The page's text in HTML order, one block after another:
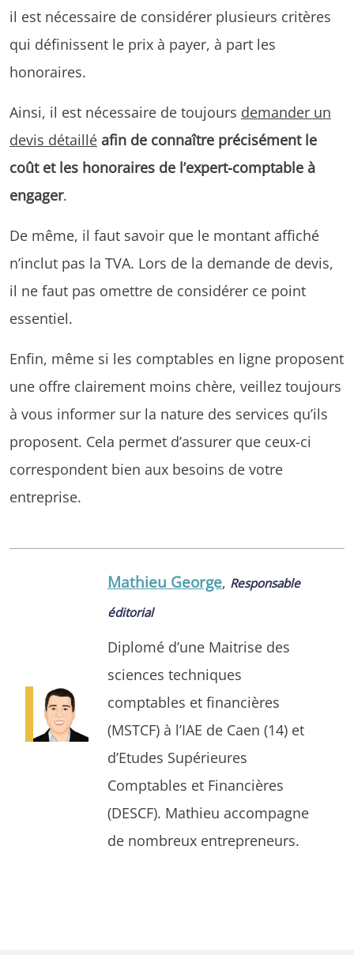
il est nécessaire de considérer plusieurs critères
qui définissent le prix à payer, à part les
honoraires.
Ainsi, il est nécessaire de toujours demander un
devis détaillé afin de connaître précisément le
coût et les honoraires de l’expert-comptable à
engager.
De même, il faut savoir que le montant affiché
n’inclut pas la TVA. Lors de la demande de devis,
il ne faut pas omettre de considérer ce point
essentiel.
Enfin, même si les comptables en ligne proposent
une offre clairement moins chère, veillez toujours
à vous informer sur la nature des services qu’ils
proposent. Cela permet d’assurer que ceux-ci
correspondent bien aux besoins de votre
entreprise.
Mathieu George, Responsable
éditorial
Diplomé d’une Maitrise des
sciences techniques
comptables et financières
(MSTCF) à l’IAE de Caen (14) et
d’Etudes Supérieures
Comptables et Financières
(DESCF). Mathieu accompagne
de nombreux entrepreneurs.